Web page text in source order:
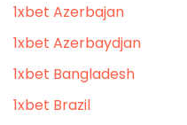
1xbet Azerbajan
1xbet Azerbaydjan
1xbet Bangladesh
1xbet Brazil